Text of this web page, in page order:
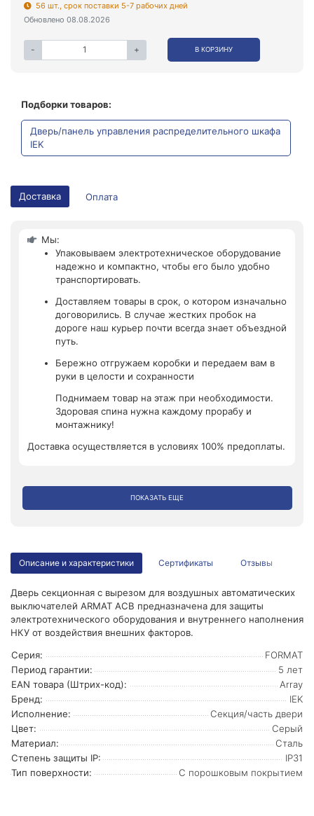
56 шт., срок поставки 5-7 рабочих дней
Обновлено 08.08.2026
- + В КОРЗИНУ
Подборки товаров:
Дверь/панель управления распределительного шкафа
IEK
Доставка Оплата
Мы:
Упаковываем электротехническое оборудование
надежно и компактно, чтобы его было удобно
транспортировать.
Доставляем товары в срок, о котором изначально
договорились. В случае жестких пробок на
дороге наш курьер почти всегда знает объездной
путь.
Бережно отгружаем коробки и передаем вам в
руки в целости и сохранности
Поднимаем товар на этаж при необходимости.
Здоровая спина нужна каждому прорабу и
монтажнику!
Доставка осуществляется в условиях 100% предоплаты.
ПОКАЗАТЬ ЕЩЕ
Описание и характеристики Сертификаты Отзывы
Дверь секционная с вырезом для воздушных автоматических
выключателей ARMAT АСВ предназначена для защиты
электротехнического оборудования и внутреннего наполнения
НКУ от воздействия внешних факторов.
Серия:
FORMAT
Период гарантии:
5 лет
EAN товара (Штрих-код):
Array
Бренд:
IEK
Исполнение:
Секция/часть двери
Цвет:
Серый
Материал:
Сталь
Степень защиты IP:
IP31
Тип поверхности:
С порошковым покрытием